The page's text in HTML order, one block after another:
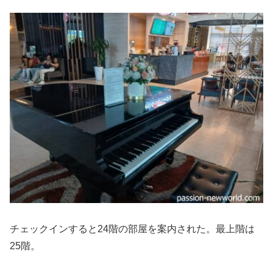
チェックインすると24階の部屋を案内された。最上階は
25階。